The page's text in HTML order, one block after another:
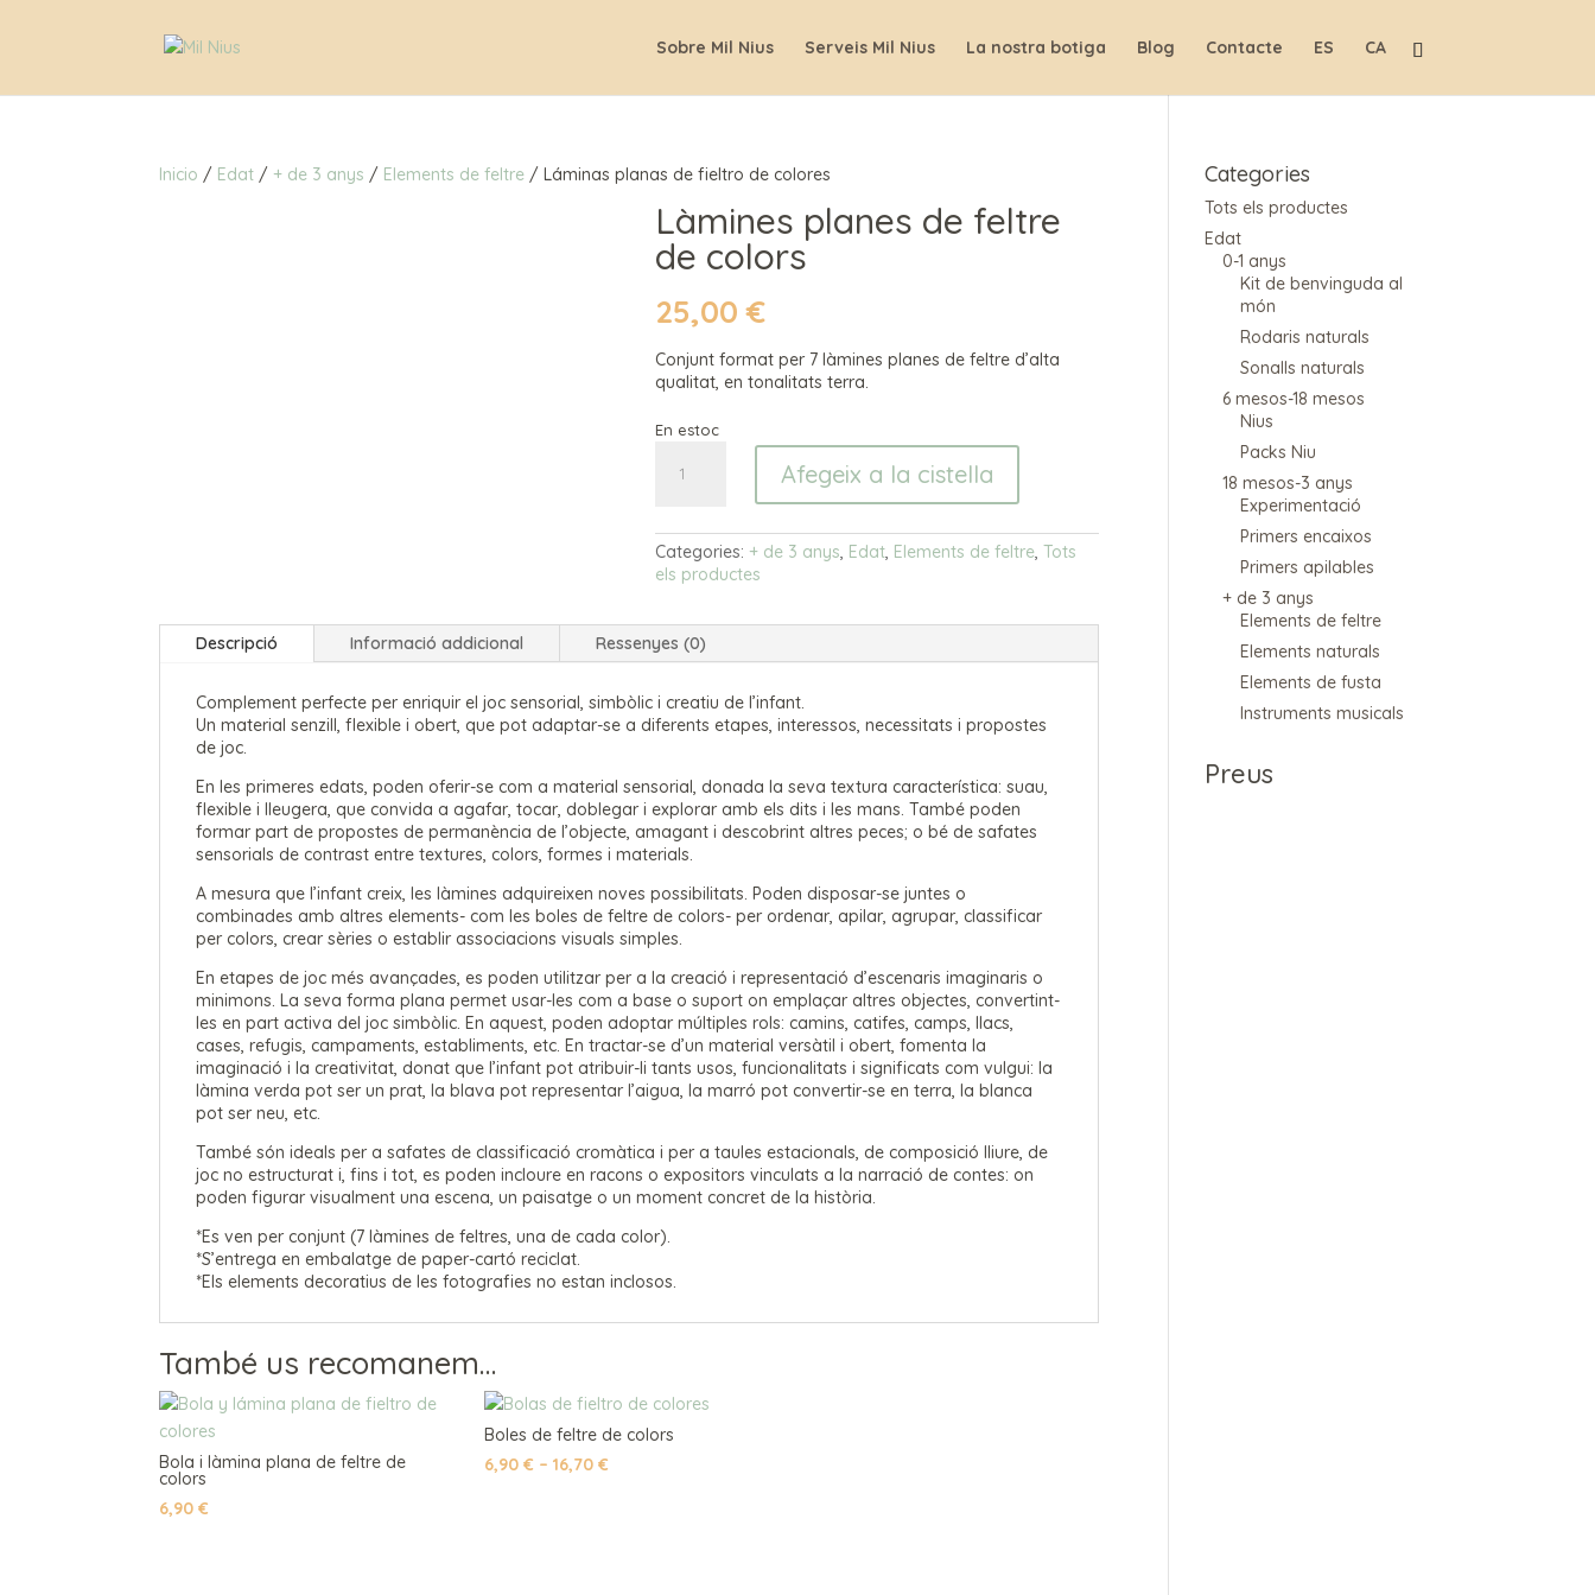
Sobre Mil Nius Serveis Mil Nius La nostra botiga Blog Contacte ES CA
Inicio / Edat / + de 3 anys / Elements de feltre / Láminas planas de fieltro de colores
Làmines planes de feltre
de colors
25,00€
Conjunt format per 7 làmines planes de feltre d’alta
qualitat, en tonalitats terra.
En estoc
de
fieltro
de
Afegeix a la cistella
Categories: + de 3 anys, Edat, Elements de feltre, Tots
els productes
Descripció Informació addicional Ressenyes (0)
Complement perfecte per enriquir el joc sensorial, simbòlic i creatiu de l’infant.
Un material senzill, flexible i obert, que pot adaptar-se a diferents etapes, interessos, necessitats i propostes
de joc.
En les primeres edats, poden oferir-se com a material sensorial, donada la seva textura característica: suau,
flexible i lleugera, que convida a agafar, tocar, doblegar i explorar amb els dits i les mans. També poden
formar part de propostes de permanència de l’objecte, amagant i descobrint altres peces; o bé de safates
sensorials de contrast entre textures, colors, formes i materials.
A mesura que l’infant creix, les làmines adquireixen noves possibilitats. Poden disposar-se juntes o
combinades amb altres elements- com les boles de feltre de colors- per ordenar, apilar, agrupar, classificar
per colors, crear sèries o establir associacions visuals simples.
En etapes de joc més avançades, es poden utilitzar per a la creació i representació d’escenaris imaginaris o
minimons. La seva forma plana permet usar-les com a base o suport on emplaçar altres objectes, convertint-
les en part activa del joc simbòlic. En aquest, poden adoptar múltiples rols: camins, catifes, camps, llacs,
cases, refugis, campaments, establiments, etc. En tractar-se d’un material versàtil i obert, fomenta la
imaginació i la creativitat, donat que l’infant pot atribuir-li tants usos, funcionalitats i significats com vulgui: la
làmina verda pot ser un prat, la blava pot representar l’aigua, la marró pot convertir-se en terra, la blanca
pot ser neu, etc.
També són ideals per a safates de classificació cromàtica i per a taules estacionals, de composició lliure, de
joc no estructurat i, fins i tot, es poden incloure en racons o expositors vinculats a la narració de contes: on
poden figurar visualment una escena, un paisatge o un moment concret de la història.
*Es ven per conjunt (7 làmines de feltres, una de cada color).
*S’entrega en embalatge de paper-cartó reciclat.
*Els elements decoratius de les fotografies no estan inclosos.
També us recomanem…
Bola i làmina plana de feltre de
colors
6,90€
Boles de feltre de colors
6,90 € – 16,70 €Interval
Categories
Tots els productes
Edat
0-1 anys
Kit de benvinguda al
món
Rodaris naturals
Sonalls naturals
6 mesos-18 mesos
Nius
Packs Niu
18 mesos-3 anys
Experimentació
Primers encaixos
Primers apilables
+ de 3 anys
Elements de feltre
Elements naturals
Elements de fusta
Instruments musicals
Preus